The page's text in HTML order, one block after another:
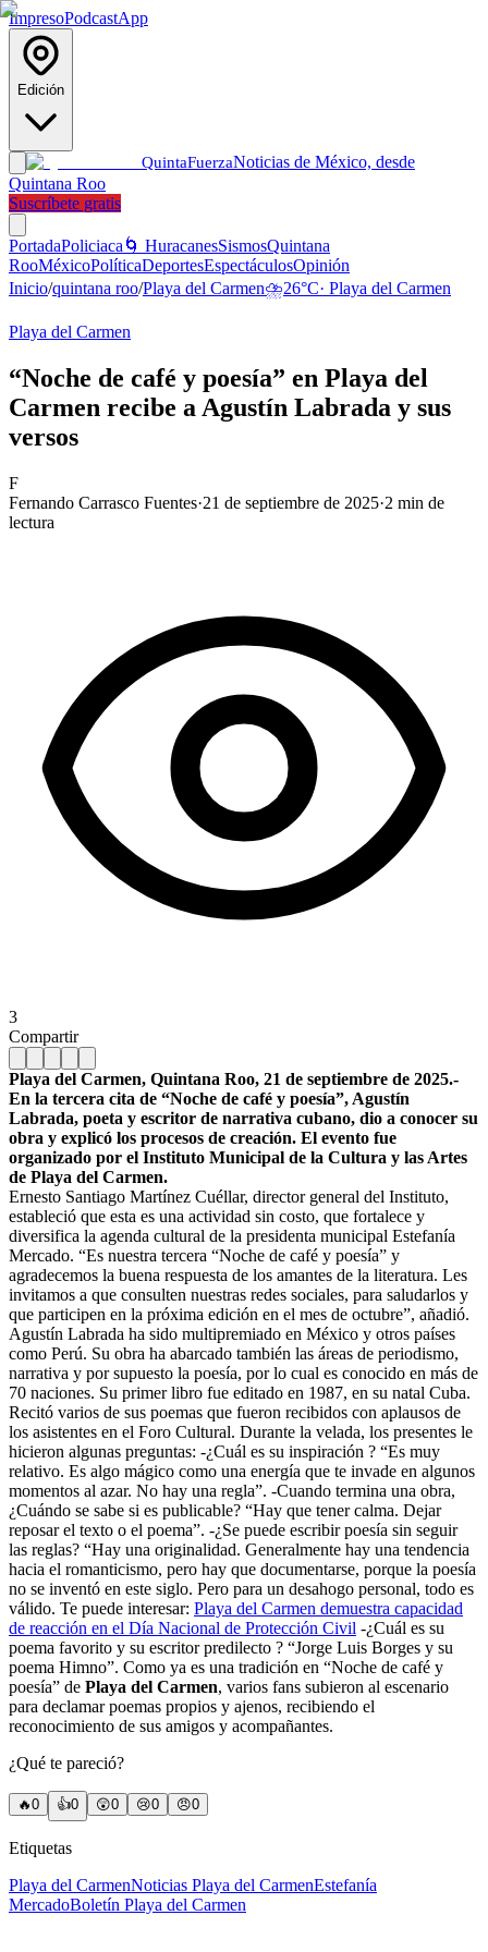
ImpresoPodcastApp
Edición
QuintaFuerzaNoticias de México, desde
Quintana Roo
Suscríbete gratis
PortadaPoliciaca 🌀 HuracanesSismosQuintana
RooMéxicoPolíticaDeportesEspectáculosOpinión
Inicio/quintana roo/Playa del Carmen⛈️26°C· Playa del Carmen
Playa del Carmen
“Noche de café y poesía” en Playa del
Carmen recibe a Agustín Labrada y sus
versos
F
Fernando Carrasco Fuentes·21 de septiembre de 2025·2 min de
lectura
3
Compartir
Playa del Carmen, Quintana Roo, 21 de septiembre de 2025.-
En la tercera cita de “Noche de café y poesía”, Agustín
Labrada, poeta y escritor de narrativa cubano, dio a conocer su
obra y explicó los procesos de creación. El evento fue
organizado por el Instituto Municipal de la Cultura y las Artes
de Playa del Carmen.
Ernesto Santiago Martínez Cuéllar, director general del Instituto,
estableció que esta es una actividad sin costo, que fortalece y
diversifica la agenda cultural de la presidenta municipal Estefanía
Mercado. “Es nuestra tercera “Noche de café y poesía” y
agradecemos la buena respuesta de los amantes de la literatura. Les
invitamos a que consulten nuestras redes sociales, para saludarlos y
que participen en la próxima edición en el mes de octubre”, añadió.
Agustín Labrada ha sido multipremiado en México y otros países
como Perú. Su obra ha abarcado también las áreas de periodismo,
narrativa y por supuesto la poesía, por lo cual es conocido en más de
70 naciones. Su primer libro fue editado en 1987, en su natal Cuba.
Recitó varios de sus poemas que fueron recibidos con aplausos de
los asistentes en el Foro Cultural. Durante la velada, los presentes le
hicieron algunas preguntas: -¿Cuál es su inspiración ? “Es muy
relativo. Es algo mágico como una energía que te invade en algunos
momentos al azar. No hay una regla”. -Cuando termina una obra,
¿Cuándo se sabe si es publicable? “Hay que tener calma. Dejar
reposar el texto o el poema”. -¿Se puede escribir poesía sin seguir
las reglas? “Hay una originalidad. Generalmente hay una tendencia
hacia el romanticismo, pero hay que documentarse, porque la poesía
no se inventó en este siglo. Pero para un desahogo personal, todo es
válido. Te puede interesar: Playa del Carmen demuestra capacidad
de reacción en el Día Nacional de Protección Civil -¿Cuál es su
poema favorito y su escritor predilecto ? “Jorge Luis Borges y su
poema Himno”. Como ya es una tradición en “Noche de café y
poesía” de Playa del Carmen, varios fans subieron al escenario
para declamar poemas propios y ajenos, recibiendo el
reconocimiento de sus amigos y acompañantes.
¿Qué te pareció?
🔥0 👍0 😲0 😢0 😠0
Etiquetas
Playa del CarmenNoticias Playa del CarmenEstefanía
MercadoBoletín Playa del Carmen